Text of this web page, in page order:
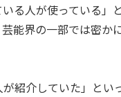
る人が使っている」
能界の一部では密か
が紹介していた」とい